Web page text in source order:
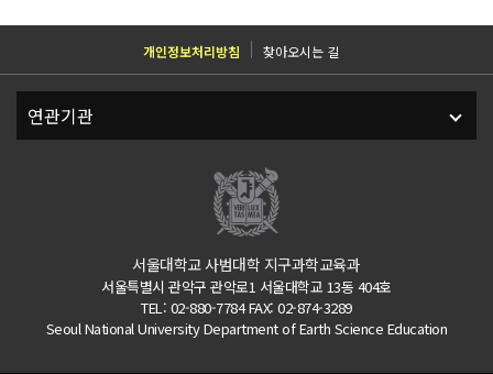
개인정보처리방침 찾아오시는 길
서울대학교 사범대학 지구과학교육과
서울특별시 관악구 관악로1 서울대학교 13동 404호
TEL: 02-880-7784 FAX: 02-874-3289
Seoul National University Department of Earth Science Education